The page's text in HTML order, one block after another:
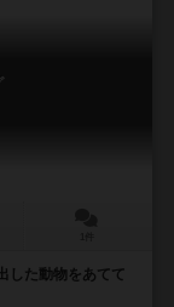
した動物をあてて